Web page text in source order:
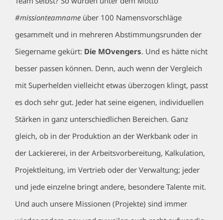
#missionteamnameüber 100 Namensvorschläge
gesammelt und in mehreren Abstimmungsrunden der
Siegername gekürt: Die MOvengers. Und es hätte nicht
besser passen können. Denn, auch wenn der Vergleich
mit Superhelden vielleicht etwas überzogen klingt, passt
es doch sehr gut. Jeder hat seine eigenen, individuellen
Stärken in ganz unterschiedlichen Bereichen. Ganz
gleich, ob in der Produktion an der Werkbank oder in
der Lackiererei, in der Arbeitsvorbereitung, Kalkulation,
Projektleitung, im Vertrieb oder der Verwaltung; jeder
und jede einzelne bringt andere, besondere Talente mit.
Und auch unsere Missionen (Projekte) sind immer